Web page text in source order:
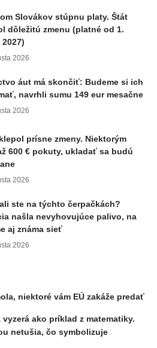
Slovákov stúpnu platy. Štát
dôležitú zmenu (platné od 1.
2026
áut má skončiť: Budeme si ich
navrhli sumu 149 eur mesačne
2026
prísne zmeny. Niektorým
600 € pokuty, ukladať sa budú
2026
ste na týchto čerpačkách?
našla nevyhovujúce palivo, na
aj známa sieť
2026
niektoré vám EÚ zakáže predať
ako príklad z matematiky.
netušia, čo symbolizuje